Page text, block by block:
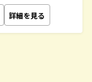
詳細を見る